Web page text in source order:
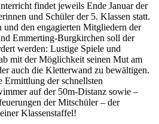
findet jeweils Ende Januar der
und Schüler der 5. Klassen statt.
den engagierten Mitgliedern der
Emmerting-Burgkirchen soll der
werden: Lustige Spiele und
mit der Möglichkeit seinen Mut am
auch die Kletterwand zu bewältigen.
Ermittlung der schnellsten
auf der 50m-Distanz sowie –
der Mitschüler – der
Klassenstaffel!